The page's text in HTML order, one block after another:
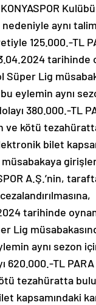
aynı
125.000.-TL
tarihinde
Süper Lig
eylemin aynı
380.000.-TL
kötü
bilet
A.Ş.’nin,
tarihinde
Lig
aynı sezon
TL PARA
tezahüratta
kapsamındaki